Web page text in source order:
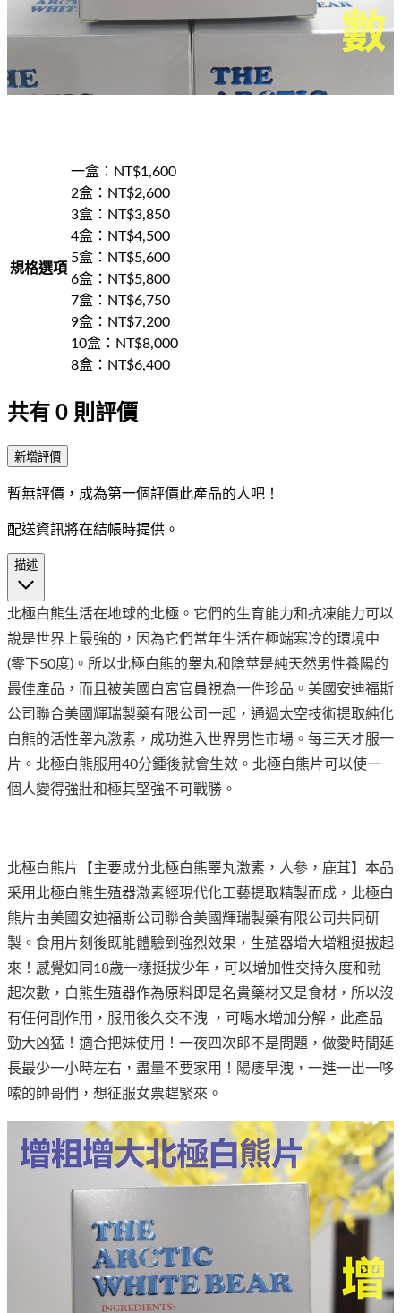
規格選項
一盒 ：NT$1,600
2盒 ：NT$2,600
3盒 ：NT$3,850
4盒 ：NT$4,500
5盒 ：NT$5,600
6盒 ：NT$5,800
7盒 ：NT$6,750
9盒 ：NT$7,200
10盒 ：NT$8,000
8盒 ：NT$6,400
共有 0 則評價
新增評價
暫無評價，成為第一個評價此產品的人吧！
配送資訊將在結帳時提供。
描述
北極白熊生活在地球的北極。它們的生育能力和抗凍能力可以
說是世界上最強的，因為它們常年生活在極端寒冷的環境中
(零下50度)。所以北極白熊的睾丸和陰莖是純天然男性養陽的
最佳產品，而且被美國白宮官員視為一件珍品。美國安迪福斯
公司聯合美國輝瑞製藥有限公司一起，通過太空技術提取純化
白熊的活性睾丸激素，成功進入世界男性市場。每三天オ服一
片。北極白熊服用40分鍾後就會生效。北極白熊片可以使一
個人變得強壯和極其堅強不可戰勝。
北極白熊片【主要成分北極白熊睪丸激素，人參，鹿茸】本品
采用北極白熊生殖器激素經現代化工藝提取精製而成，北極白
熊片由美國安迪福斯公司聯合美國輝瑞製藥有限公司共同研
製。食用片刻後既能體驗到強烈效果，生殖器增大增粗挺拔起
來！感覺如同18歲一樣挺拔少年，可以增加性交持久度和勃
起次數，白熊生殖器作為原料即是名貴藥材又是食材，所以沒
有任何副作用，服用後久交不洩 ，可喝水增加分解，此產品
勁大凶猛！適合把妹使用！一夜四次郎不是問題，做愛時間延
長最少一小時左右，盡量不要家用！陽痿早洩，一進一出一哆
嗦的帥哥們，想征服女票趕緊來。